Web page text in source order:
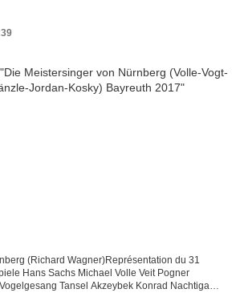
(Richard Wagner)Représentation du 31
Hans Sachs Michael Volle Veit Pogner
Tansel Akzeybek Konrad Nachtigal